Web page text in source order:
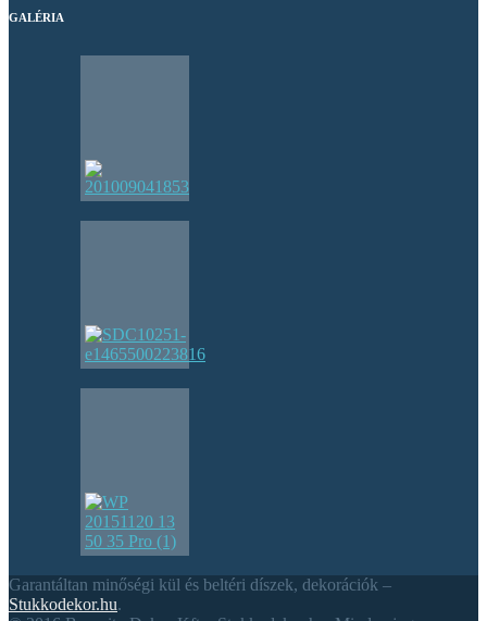
GALÉRIA
Garantáltan minőségi kül és beltéri díszek, dekorációk –
Stukkodekor.hu.